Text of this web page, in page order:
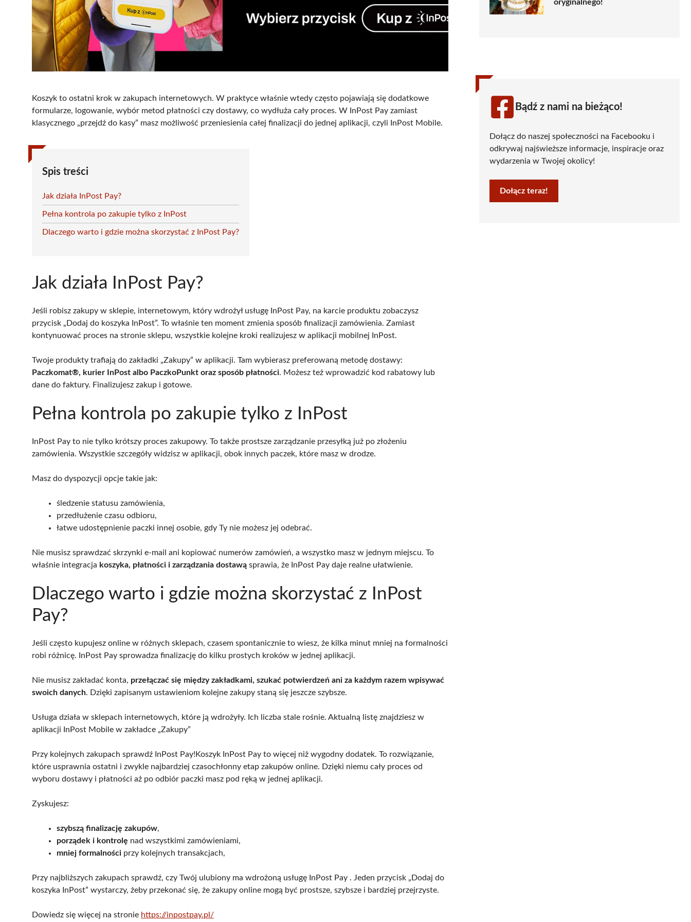
Koszyk to ostatni krok w zakupach internetowych. W praktyce właśnie wtedy często pojawiają się dodatkowe
formularze, logowanie, wybór metod płatności czy dostawy, co wydłuża cały proces. W InPost Pay zamiast
klasycznego „przejdź do kasy” masz możliwość przeniesienia całej finalizacji do jednej aplikacji, czyli InPost Mobile.
Spis treści
Jak działa InPost Pay?
Pełna kontrola po zakupie tylko z InPost
Dlaczego warto i gdzie można skorzystać z InPost Pay?
Jak działa InPost Pay?
Jeśli robisz zakupy w sklepie, internetowym, który wdrożył usługę InPost Pay, na karcie produktu zobaczysz
przycisk „Dodaj do koszyka InPost”. To właśnie ten moment zmienia sposób finalizacji zamówienia. Zamiast
kontynuować proces na stronie sklepu, wszystkie kolejne kroki realizujesz w aplikacji mobilnej InPost.
Twoje produkty trafiają do zakładki „Zakupy” w aplikacji. Tam wybierasz preferowaną metodę dostawy:
Paczkomat®, kurier InPost albo PaczkoPunkt oraz sposób płatności. Możesz też wprowadzić kod rabatowy lub
dane do faktury. Finalizujesz zakup i gotowe.
Pełna kontrola po zakupie tylko z InPost
InPost Pay to nie tylko krótszy proces zakupowy. To także prostsze zarządzanie przesyłką już po złożeniu
zamówienia. Wszystkie szczegóły widzisz w aplikacji, obok innych paczek, które masz w drodze.
Masz do dyspozycji opcje takie jak:
śledzenie statusu zamówienia,
przedłużenie czasu odbioru,
łatwe udostępnienie paczki innej osobie, gdy Ty nie możesz jej odebrać.
Nie musisz sprawdzać skrzynki e-mail ani kopiować numerów zamówień, a wszystko masz w jednym miejscu. To
właśnie integracja koszyka, płatności i zarządzania dostawą sprawia, że InPost Pay daje realne ułatwienie.
Dlaczego warto i gdzie można skorzystać z InPost
Pay?
Jeśli często kupujesz online w różnych sklepach, czasem spontanicznie to wiesz, że kilka minut mniej na formalności
robi różnicę. InPost Pay sprowadza finalizację do kilku prostych kroków w jednej aplikacji.
Nie musisz zakładać konta, przełączać się między zakładkami, szukać potwierdzeń ani za każdym razem wpisywać
swoich danych. Dzięki zapisanym ustawieniom kolejne zakupy staną się jeszcze szybsze.
Usługa działa w sklepach internetowych, które ją wdrożyły. Ich liczba stale rośnie. Aktualną listę znajdziesz w
aplikacji InPost Mobile w zakładce „Zakupy”
Przy kolejnych zakupach sprawdź InPost Pay!Koszyk InPost Pay to więcej niż wygodny dodatek. To rozwiązanie,
które usprawnia ostatni i zwykle najbardziej czasochłonny etap zakupów online. Dzięki niemu cały proces od
wyboru dostawy i płatności aż po odbiór paczki masz pod ręką w jednej aplikacji.
Zyskujesz:
szybszą finalizację zakupów,
porządek i kontrolę nad wszystkimi zamówieniami,
mniej formalności przy kolejnych transakcjach,
Przy najbliższych zakupach sprawdź, czy Twój ulubiony ma wdrożoną usługę InPost Pay . Jeden przycisk „Dodaj do
koszyka InPost” wystarczy, żeby przekonać się, że zakupy online mogą być prostsze, szybsze i bardziej przejrzyste.
Dowiedz się więcej na stronie https://inpostpay.pl/
oryginalnego!
Bądź z nami na bieżąco!
Dołącz do naszej społeczności na Facebooku i
odkrywaj najświeższe informacje, inspiracje oraz
wydarzenia w Twojej okolicy!
Dołącz teraz!